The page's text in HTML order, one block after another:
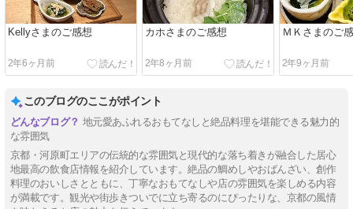
Kellyさまのご感想
2年6ヶ月前
カホさまのご感想
2年8ヶ月前
ＭＫさまのご
2年9ヶ月前
このブログのここがポイント
地元愛あふれるおもてなしと絶品料理を堪能できる魅力的
な雰囲気
京都・河原町エリアの伝統的な雰囲気と現代的な落ち着きが融合した居心
地最高の飲食店情報を紹介しています。絶品の鯛めしやおばんざい、創作
料理のおいしさとともに、丁寧なおもてなしや店の雰囲気を楽しめる内容
が満載です。観光や街歩きついでに立ち寄るのにぴったりな、京都の風情